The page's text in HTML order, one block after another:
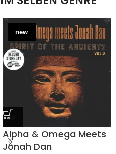
new
Alpha & Omega Meets
Jonah Dan